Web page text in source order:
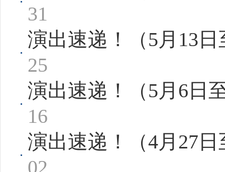
31
演出速递！（5月13
25
演出速递！（5月6日
16
演出速递！（4月27
02